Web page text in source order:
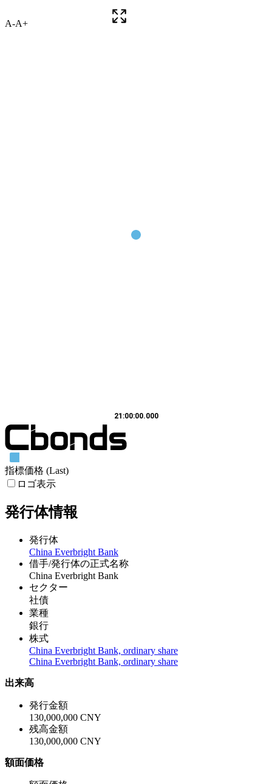
A-A+
21:00:00.000
指標価格 (Last)
ロゴ表示
発行体情報
発行体
China Everbright Bank
借手/発行体の正式名称
China Everbright Bank
セクター
社債
業種
銀行
株式
China Everbright Bank, ordinary share
China Everbright Bank, ordinary share
出来高
発行金額
130,000,000 CNY
残高金額
130,000,000 CNY
額面価格